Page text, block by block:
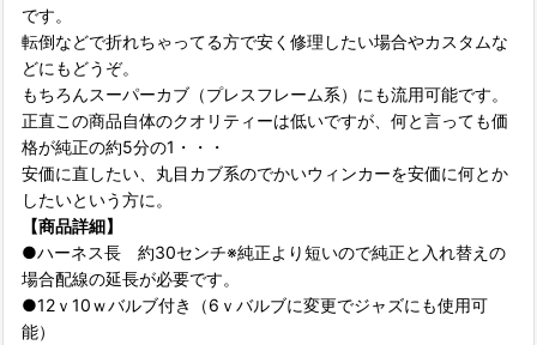
です。
転倒などで折れちゃってる方で安く修理したい場合やカスタムな
どにもどうぞ。
もちろんスーパーカブ（プレスフレーム系）にも流用可能です。
正直この商品自体のクオリティーは低いですが、何と言っても価
格が純正の約5分の1・・・
安価に直したい、丸目カブ系のでかいウィンカーを安価に何とか
したいという方に。
【商品詳細】
●ハーネス長 約30センチ※純正より短いので純正と入れ替えの
場合配線の延長が必要です。
●12ｖ10ｗバルブ付き（6ｖバルブに変更でジャズにも使用可
能）